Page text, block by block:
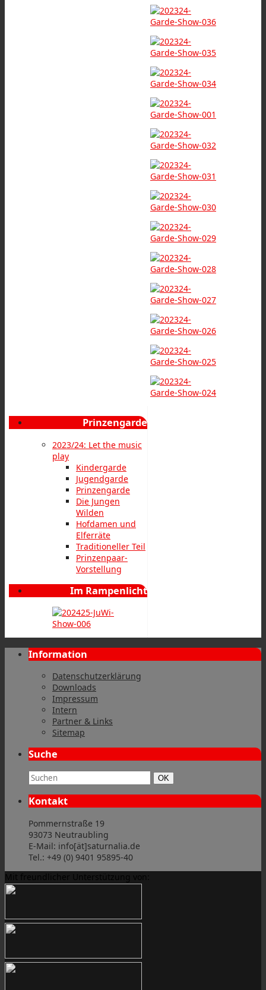
Prinzengarde
2023/24: Let the music
play
Kindergarde
Jugendgarde
Prinzengarde
Die Jungen
Wilden
Hofdamen und
Elferräte
Traditioneller Teil
Prinzenpaar-
Vorstellung
Im Rampenlicht
Information
Datenschutzerklärung
Downloads
Impressum
Intern
Partner & Links
Sitemap
Suche
Suchbegriff: Suchen
OK
Kontakt
Pommernstraße 19
93073 Neutraubling
E-Mail: info[ät]saturnalia.de
Tel.: +49 (0) 9401 95895-40